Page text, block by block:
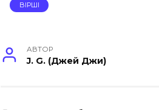
ВІРШІ
АВТОР
J. G. (Джей Джи)